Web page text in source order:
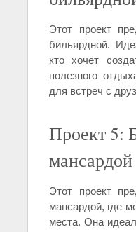
Этот проект
бильярдной.
кто хочет
полезного
для встреч с
Проект 5:
мансардой
Этот проект
мансардой, где
места. Она